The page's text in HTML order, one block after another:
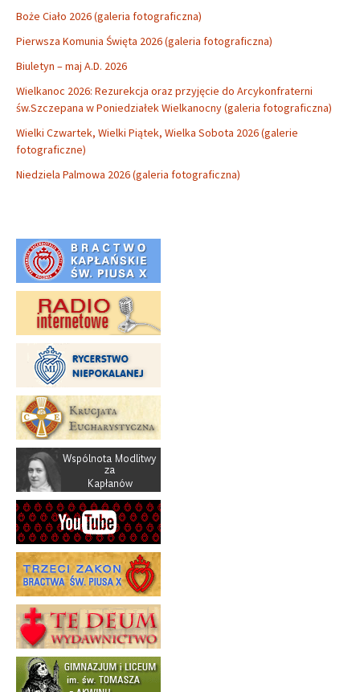
Boże Ciało 2026 (galeria fotograficzna)
Pierwsza Komunia Święta 2026 (galeria fotograficzna)
Biuletyn – maj A.D. 2026
Wielkanoc 2026: Rezurekcja oraz przyjęcie do Arcykonfraterni
św.Szczepana w Poniedziałek Wielkanocny (galeria fotograficzna)
Wielki Czwartek, Wielki Piątek, Wielka Sobota 2026 (galerie
fotograficzne)
Niedziela Palmowa 2026 (galeria fotograficzna)